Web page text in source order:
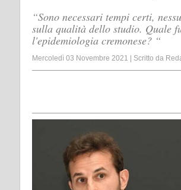
“Sono necessari tempi certi,
sulla qualità dello studio. Quale
l'epidemiologia cremonese? “
Mercoledì 03 Novembre 2021 Scritto da